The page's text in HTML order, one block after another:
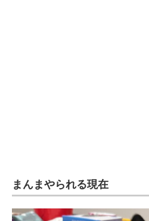
まんまやられる現在